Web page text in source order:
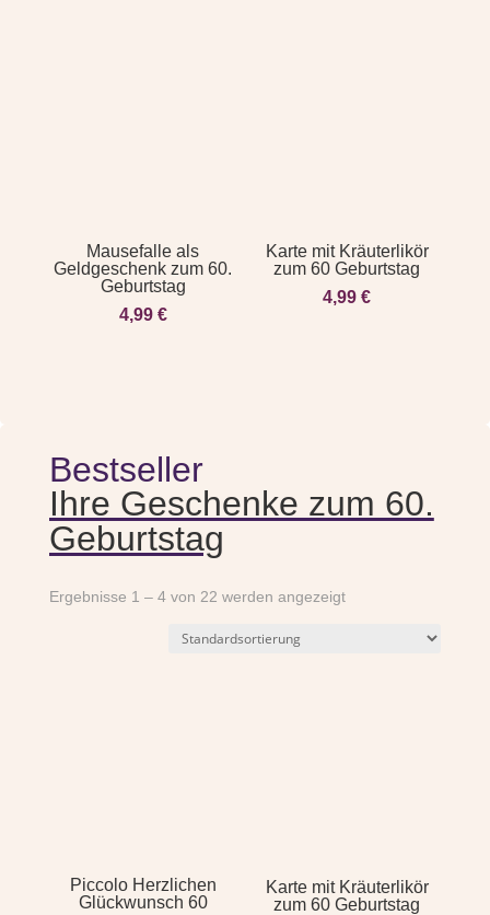
Mausefalle als
Geldgeschenk zum 60.
Geburtstag
4,99 €
Karte mit Kräuterlikör
zum 60 Geburtstag
4,99€
Bestseller
Ihre Geschenke zum 60.
Geburtstag
Ergebnisse 1 – 4 von 22 werden angezeigt
Piccolo Herzlichen
Glückwunsch 60
Karte mit Kräuterlikör
zum 60 Geburtstag